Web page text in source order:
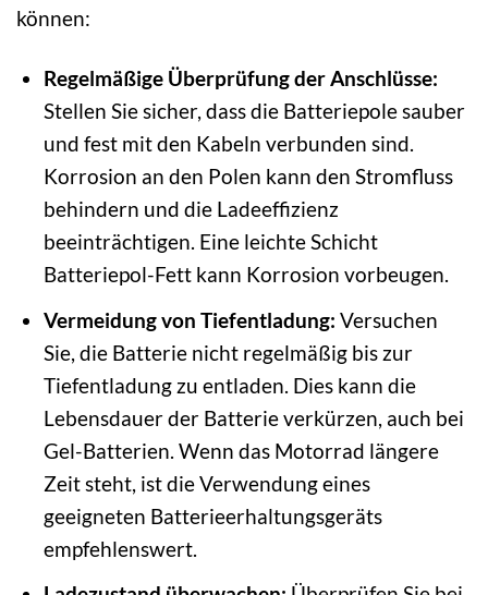
können:
Regelmäßige Überprüfung der Anschlüsse:
Stellen Sie sicher, dass die Batteriepole sauber
und fest mit den Kabeln verbunden sind.
Korrosion an den Polen kann den Stromfluss
behindern und die Ladeeffizienz
beeinträchtigen. Eine leichte Schicht
Batteriepol-Fett kann Korrosion vorbeugen.
Vermeidung von Tiefentladung: Versuchen
Sie, die Batterie nicht regelmäßig bis zur
Tiefentladung zu entladen. Dies kann die
Lebensdauer der Batterie verkürzen, auch bei
Gel-Batterien. Wenn das Motorrad längere
Zeit steht, ist die Verwendung eines
geeigneten Batterieerhaltungsgeräts
empfehlenswert.